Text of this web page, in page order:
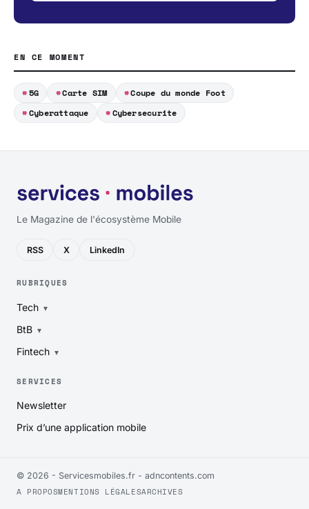
EN CE MOMENT
5G Carte SIM
Coupe du monde Foot
Cyberattaque
Cybersecurite
Le Magazine de l'écosystème Mobile
RSS X LinkedIn
RUBRIQUES
Tech
BtB
Fintech
SERVICES
Newsletter
Prix d’une application mobile
© 2026 - Servicesmobiles.fr - adncontents.com
A PROPOSMENTIONS LÉGALESARCHIVES